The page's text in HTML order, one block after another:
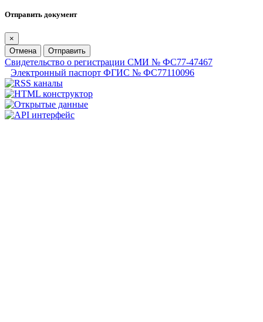
Отправить документ
×
Отмена
Отправить
Свидетельство о регистрации СМИ № ФС77-47467
Электронный паспорт ФГИС № ФС77110096